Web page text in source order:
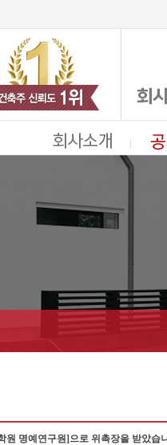
원 명예연구원]으로 위촉장을 받았습